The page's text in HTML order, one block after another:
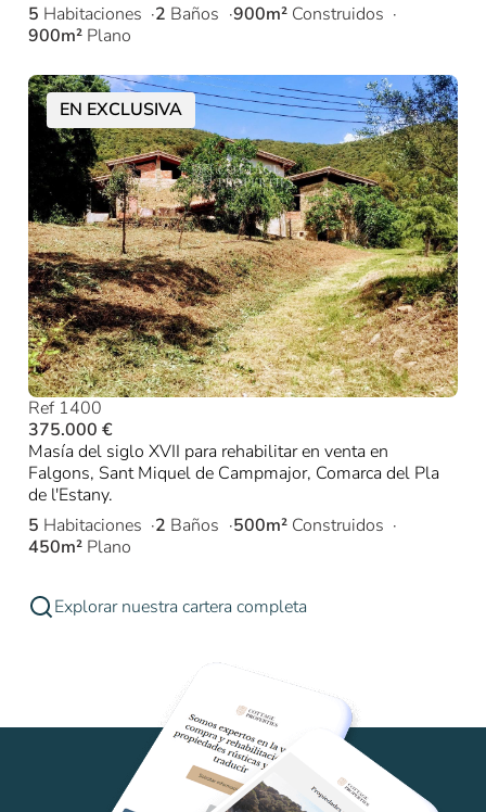
5 Habitaciones 2 Baños 900m² Construidos
900m² Plano
EN EXCLUSIVA
Ref 1400
375.000 €
Masía del siglo XVII para rehabilitar en venta en
Falgons, Sant Miquel de Campmajor, Comarca del Pla
de l'Estany.
5 Habitaciones 2 Baños 500m² Construidos
450m² Plano
Explorar nuestra cartera completa